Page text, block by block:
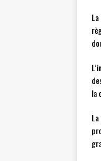
La
L’
la
La